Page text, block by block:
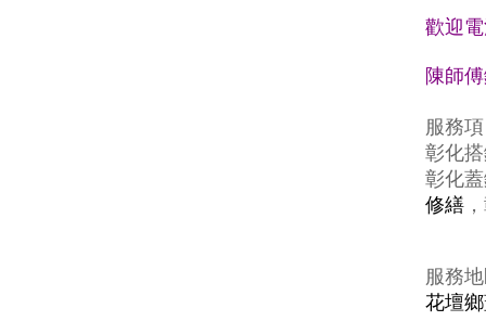
歡迎
陳師
服務
彰化
彰化
修繕
服務
花壇